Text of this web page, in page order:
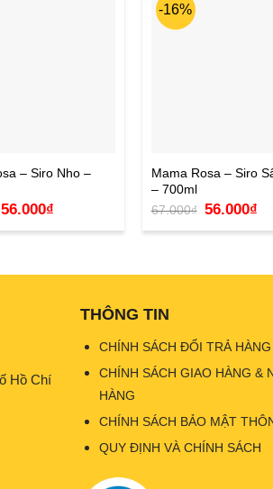
– Siro Nho –
Giá
là:
56.000₫Giá
tại
-16%
Mama Rosa – Siro
– 700ml
67.000₫ Giá
là:
56.000₫Giá
tại
Hồ Chí
THÔNG TIN
CHÍNH SÁCH ĐỔI TRẢ HÀNG
CHÍNH SÁCH GIAO HÀNG &
HÀNG
CHÍNH SÁCH BẢO MẬT
QUY ĐỊNH VÀ CHÍNH SÁCH